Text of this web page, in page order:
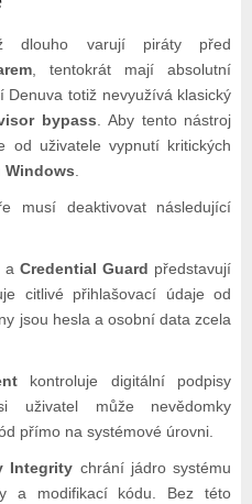
dlouho varují piráty před
, tentokrát mají absolutní
Denuva totiž nevyužívá klasický
bypass . Aby tento nástroj
od uživatele vypnutí kritických
Windows
musí deaktivovat následující
a Credential Guard představují
citlivé přihlašovací údaje od
jsou hesla a osobní data zcela
kontroluje digitální podpisy
uživatel může nevědomky
přímo na systémové úrovni.
Integrity chrání jádro systému
a modifikací kódu. Bez této